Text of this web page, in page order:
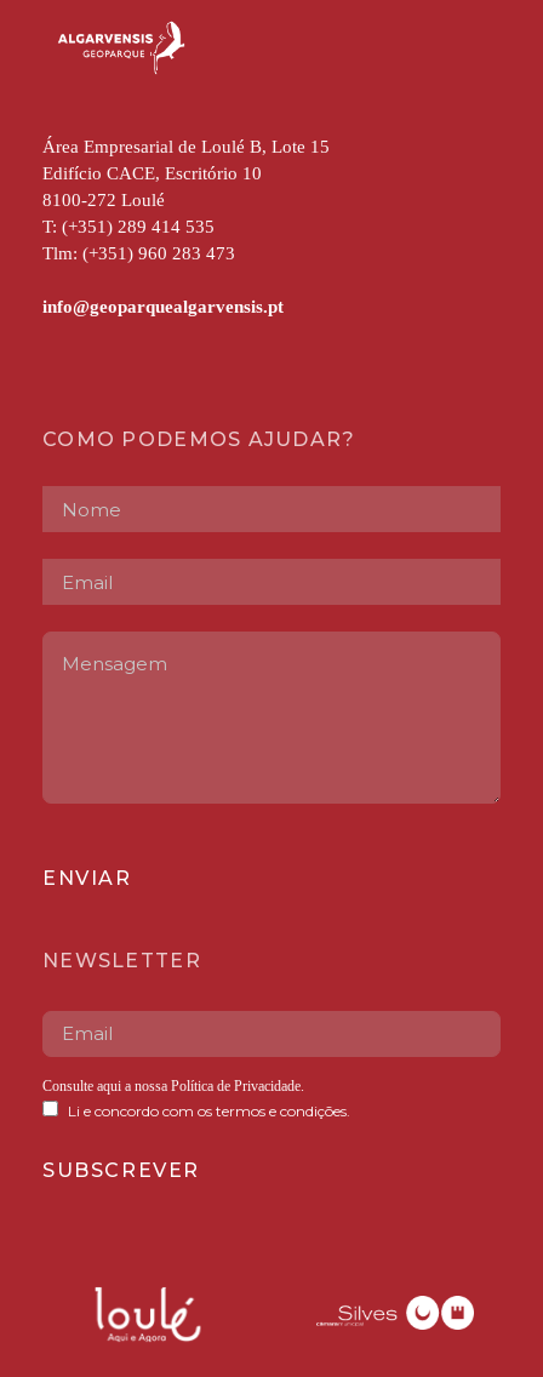
Área Empresarial de Loulé B, Lote 15
Edifício CACE, Escritório 10
8100-272 Loulé
T: (+351) 289 414 535
Tlm: (+351) 960 283 473
COMO PODEMOS AJUDAR?
ENVIAR
NEWSLETTER
Consulte aqui a nossa Política de Privacidade
Li e concordo com os termos e condições.